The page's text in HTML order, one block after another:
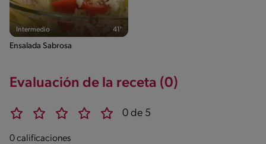
Intermedio 41'
Ensalada Sabrosa
Evaluación de la receta (0)
0 de 5
0 calificaciones